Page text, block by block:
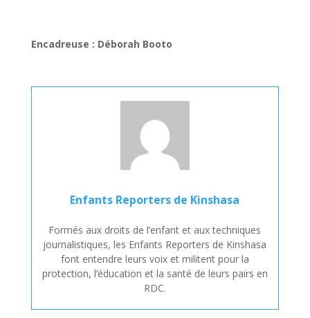
Encadreuse : Déborah Booto
Enfants Reporters de Kinshasa
Formés aux droits de l’enfant et aux techniques
journalistiques, les Enfants Reporters de Kinshasa
font entendre leurs voix et militent pour la
protection, l’éducation et la santé de leurs pairs en
RDC.